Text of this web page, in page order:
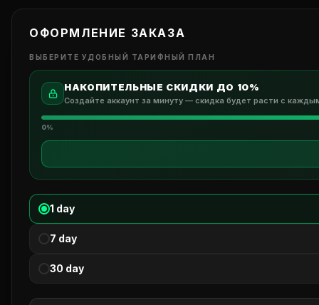
AMMO - ПАТРОНЫ
EXPLOSIVE - ВЗРЫВЧАТКА
SUPPRESSORS - ГЛУШИТЕЛИ
ATTACHMENTS - АКСЕССУАРЫ
FOOD - ЕДА
NOTIFICATIONS - УВЕДОМЛЕНИЯ
KEYBINDINGS - ХОТКЕИ
ОФОРМЛЕНИЕ ЗАКАЗА
ВЫБЕРИТЕ УДОБНЫЙ ТАРИФНЫЙ ПЛАН
НАКОПИТЕЛЬНЫЕ СКИДКИ ДО 10%
Создайте аккаунт за минуту — скидка будет расти с
0%
1 day
7 day
30 day